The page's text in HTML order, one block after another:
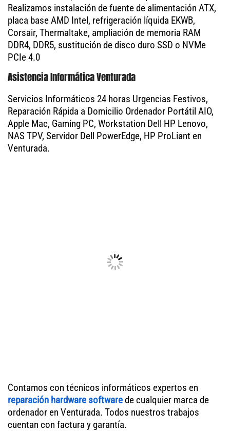
Realizamos instalación de fuente de alimentación ATX,
placa base AMD Intel, refrigeración líquida EKWB,
Corsair, Thermaltake, ampliación de memoria RAM
DDR4, DDR5, sustitución de disco duro SSD o NVMe
PCIe 4.0
Asistencia Informática Venturada
Servicios Informáticos 24 horas Urgencias Festivos,
Reparación Rápida a Domicilio Ordenador Portátil AIO,
Apple Mac, Gaming PC, Workstation Dell HP Lenovo,
NAS TPV, Servidor Dell PowerEdge, HP ProLiant en
Venturada.
Contamos con técnicos informáticos expertos en
reparación hardware softwarede cualquier marca de
ordenador en Venturada. Todos nuestros trabajos
cuentan con factura y garantía.